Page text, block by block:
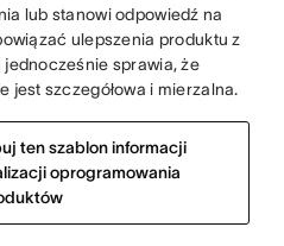
lub stanowi odpowiedź na
ulepszenia produktu z
sprawia, że
jest szczegółowa i mierzalna.
ten szablon informacji
oprogramowania